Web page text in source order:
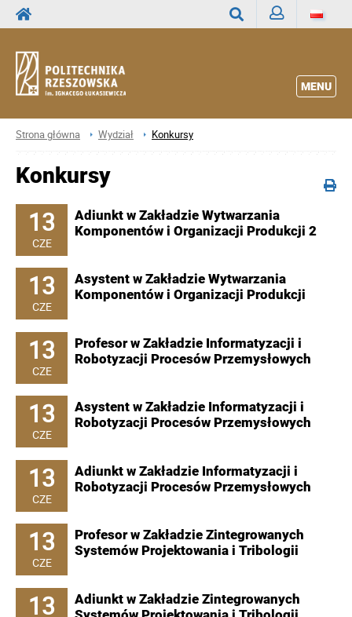
MENU
Strona główna Wydział Konkursy
Konkursy
13
CZE
Adiunkt w Zakładzie Wytwarzania
Komponentów i Organizacji Produkcji 2
13
CZE
Asystent w Zakładzie Wytwarzania
Komponentów i Organizacji Produkcji
13
CZE
Profesor w Zakładzie Informatyzacji i
Robotyzacji Procesów Przemysłowych
13
CZE
Asystent w Zakładzie Informatyzacji i
Robotyzacji Procesów Przemysłowych
13
CZE
Adiunkt w Zakładzie Informatyzacji i
Robotyzacji Procesów Przemysłowych
13
CZE
Profesor w Zakładzie Zintegrowanych
Systemów Projektowania i Tribologii
13
Adiunkt w Zakładzie Zintegrowanych